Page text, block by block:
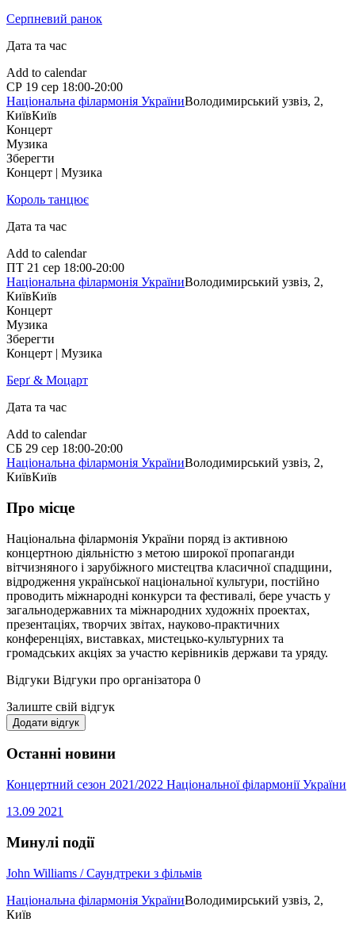
Серпневий ранок
Дата та час
Add to calendar
СР 19 сер 18:00-20:00
Національна філармонія УкраїниВолодимирський узвіз, 2,
КиївКиїв
Концерт
Музика
Зберегти
Концерт | Музика
Король танцює
Дата та час
Add to calendar
ПТ 21 сер 18:00-20:00
Національна філармонія УкраїниВолодимирський узвіз, 2,
КиївКиїв
Концерт
Музика
Зберегти
Концерт | Музика
Берґ & Моцарт
Дата та час
Add to calendar
СБ 29 сер 18:00-20:00
Національна філармонія УкраїниВолодимирський узвіз, 2,
КиївКиїв
Про місце
Національна філармонія України поряд із активною
концертною діяльністю з метою широкої пропаганди
вітчизняного і зарубіжного мистецтва класичної спадщини,
відродження української національної культури, постійно
проводить міжнародні конкурси та фестивалі, бере участь у
загальнодержавних та міжнародних художніх проектах,
презентаціях, творчих звітах, науково-практичних
конференціях, виставках, мистецько-культурних та
громадських акціях за участю керівників держави та уряду.
Відгуки Відгуки про організатора 0
Залиште свій відгук
Додати відгук
Останні новини
Концертний сезон 2021/2022 Національної філармонії України
13.09 2021
Минулі події
John Williams / Саундтреки з фільмів
Національна філармонія УкраїниВолодимирський узвіз, 2,
Київ